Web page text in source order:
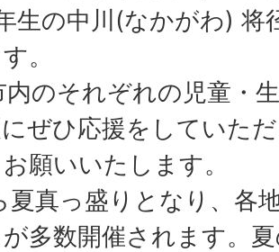
生の中川(なかがわ) 将
。
内のそれぞれの児童・
ぜひ応援をしていた
願いいたします。
夏真っ盛りとなり、各
多数開催されます。